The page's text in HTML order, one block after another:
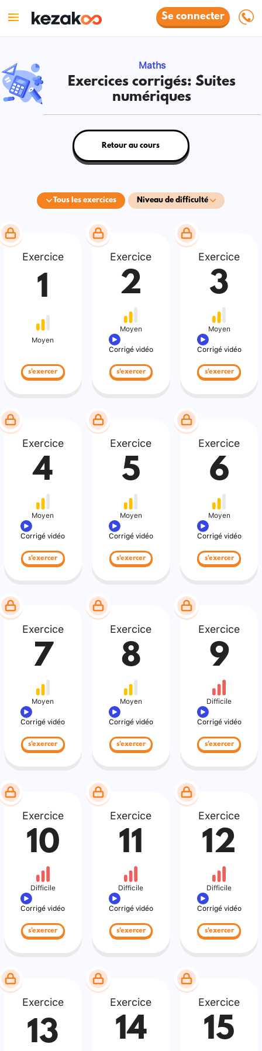
Se connecter
Maths
Exercices corrigés: Suites
numériques
Tous les exercices Niveau de difficulté
Retour au cours
Exercice
1
Moyen
s'exercer
Exercice
2
Moyen
Corrigé vidéo
s'exercer
Exercice
3
Moyen
Corrigé vidéo
s'exercer
Exercice
4
Moyen
Corrigé vidéo
s'exercer
Exercice
5
Moyen
Corrigé vidéo
s'exercer
Exercice
6
Moyen
Corrigé vidéo
s'exercer
Exercice
7
Moyen
Corrigé vidéo
s'exercer
Exercice
8
Moyen
Corrigé vidéo
s'exercer
Exercice
9
Difficile
Corrigé vidéo
s'exercer
Exercice
10
Difficile
Corrigé vidéo
s'exercer
Exercice
11
Difficile
Corrigé vidéo
s'exercer
Exercice
12
Difficile
Corrigé vidéo
s'exercer
Exercice
13
Exercice
14
Exercice
15